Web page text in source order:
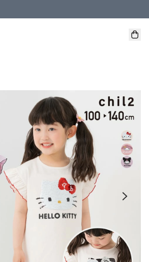
優惠！（適用於 本地送貨、本地取貨 )